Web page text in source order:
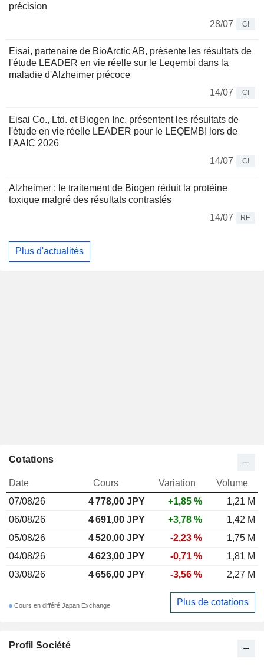
précision
28/07
CI
Eisai, partenaire de BioArctic AB, présente les résultats de
l'étude LEADER en vie réelle sur le Leqembi dans la
maladie d'Alzheimer précoce
14/07
CI
Eisai Co., Ltd. et Biogen Inc. présentent les résultats de
l'étude en vie réelle LEADER pour le LEQEMBI lors de
l'AAIC 2026
14/07
CI
Alzheimer : le traitement de Biogen réduit la protéine
toxique malgré des résultats contrastés
14/07
RE
Plus d'actualités
Profil Société
Cotations
Date Cours Variation
Volume
07/08/26
4 778,00 JPY +1,85 %
1,21 M
06/08/26
4 691,00 JPY +3,78 %
1,42 M
05/08/26
4 520,00 JPY -2,23 %
1,75 M
04/08/26
4 623,00 JPY -0,71 %
1,81 M
03/08/26
4 656,00 JPY -3,56 % 2,27 M
Cours en différé Japan Exchange Plus de cotations